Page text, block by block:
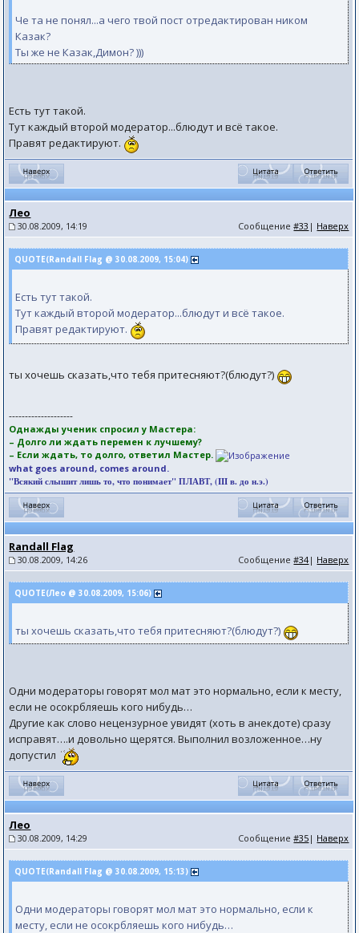
Че та не понял...а чего твой пост отредактирован ником
Казак?
Ты же не Казак,Димон? )))
Есть тут такой.
Тут каждый второй модератор...блюдут и всё такое.
Правят редактируют.
Лео
30.08.2009, 14:19 Сообщение#33 | Наверх
QUOTE(Randall Flag @ 30.08.2009, 15:04)
Есть тут такой.
Тут каждый второй модератор...блюдут и всё такое.
Правят редактируют.
ты хочешь сказать,что тебя притесняют?(блюдут?)
--------------------
Однажды ученик спросил у Мастера:
– Долго ли ждать перемен к лучшему?
– Если ждать, то долго, ответил Мастер.
what goes around, comes around.
"Всякий слышит лишь то, что понимает" ПЛАВТ, (III в. до н.э.)
Randall Flag
30.08.2009, 14:26 Сообщение#34| Наверх
QUOTE(Лео @ 30.08.2009, 15:06)
ты хочешь сказать,что тебя притесняют?(блюдут?)
Одни модераторы говорят мол мат это нормально, если к месту,
если не осокрбляешь кого нибудь…
Другие как слово нецензурное увидят (хоть в анекдоте) сразу
исправят….и довольно щерятся. Выполнил возложенное…ну
допустил
Лео
30.08.2009, 14:29 Сообщение#35 | Наверх
QUOTE(Randall Flag @ 30.08.2009, 15:13)
Одни модераторы говорят мол мат это нормально, если к
месту, если не осокрбляешь кого нибудь…